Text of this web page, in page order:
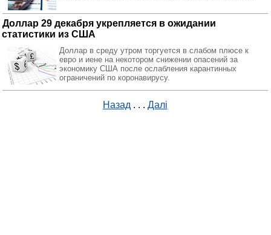
Доллар 29 декабря укрепляется в ожидании
статистики из США
Доллар в среду утром торгуется в слабом плюсе к
евро и иене на некотором снижении опасений за
экономику США после ослабления карантинных
ограничений по коронавирусу.
Назад . . . Далі